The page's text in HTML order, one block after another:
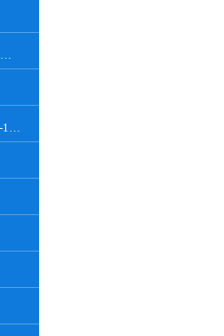
PT67 小鼠逆转录病毒包装细胞系
N-[(1R,2S)-2-HYDROXY-1-HYDROXYMETHYL-2-(2-TRIDECYL-1-CYCLOPROPENYL)ETHYL]OCT;GT-11